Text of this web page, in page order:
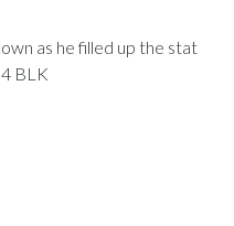
as he filled up the stat
BLK